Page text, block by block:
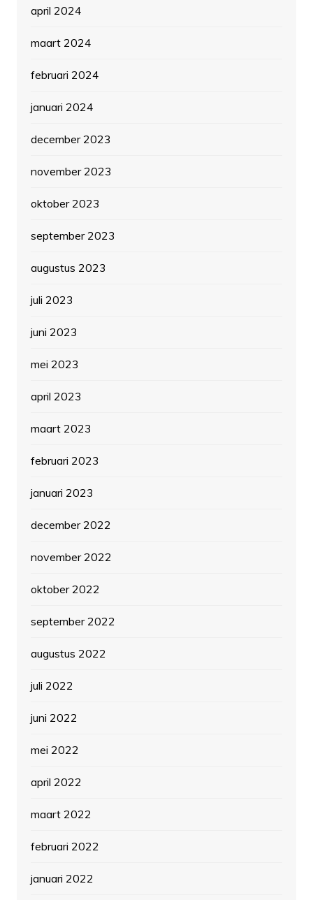
april 2024
maart 2024
februari 2024
januari 2024
december 2023
november 2023
oktober 2023
september 2023
augustus 2023
juli 2023
juni 2023
mei 2023
april 2023
maart 2023
februari 2023
januari 2023
december 2022
november 2022
oktober 2022
september 2022
augustus 2022
juli 2022
juni 2022
mei 2022
april 2022
maart 2022
februari 2022
januari 2022